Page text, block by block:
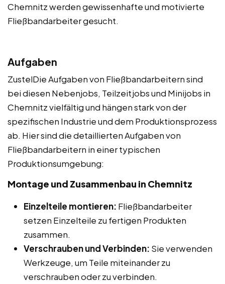
Chemnitz werden gewissenhafte und motivierte
Fließbandarbeiter gesucht.
Aufgaben
ZustelDie Aufgaben von Fließbandarbeitern sind
bei diesen Nebenjobs, Teilzeitjobs und Minijobs in
Chemnitz vielfältig und hängen stark von der
spezifischen Industrie und dem Produktionsprozess
ab. Hier sind die detaillierten Aufgaben von
Fließbandarbeitern in einer typischen
Produktionsumgebung:
Montage und Zusammenbau in Chemnitz
Einzelteile montieren: Fließbandarbeiter
setzen Einzelteile zu fertigen Produkten
zusammen.
Verschrauben und Verbinden: Sie verwenden
Werkzeuge, um Teile miteinander zu
verschrauben oder zu verbinden.